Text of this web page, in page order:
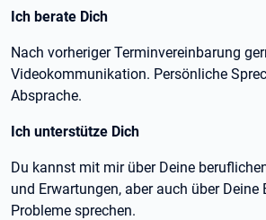
Ich berate Dich
Nach vorheriger Terminvereinbarung
Videokommunikation. Persönliche
Absprache.
Ich unterstütze Dich
Du kannst mit mir über Deine
und Erwartungen, aber auch über
Probleme sprechen.